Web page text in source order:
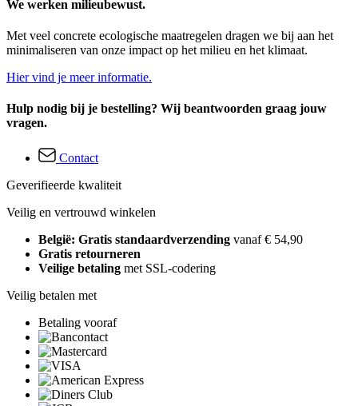
We werken milieubewust.
Met veel concrete ecologische maatregelen dragen we bij aan het
minimaliseren van onze impact op het milieu en het klimaat.
Hier vind je meer informatie.
Hulp nodig bij je bestelling? Wij beantwoorden graag jouw
vragen.
Contact
Geverifieerde kwaliteit
Veilig en vertrouwd winkelen
België: Gratis standaardverzending vanaf € 54,90
Gratis retourneren
Veilige betaling met SSL-codering
Veilig betalen met
Betaling vooraf